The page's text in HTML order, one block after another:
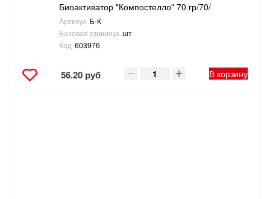
СНЕГОУБОРОЧНЫЙ ИНВЕНТАРЬ
СТРЕМЯНКИ,ЛЕСТНИЦЫ
СТРОИТЕЛЬНЫЕ И ОТДЕЛОЧНЫЕ МАТЕРИАЛЫ
Биоактиватор "Компостелло" 70 гр/70/
Артикул Б-К
Базовая единица шт
Код 603976
56.20 руб В корзину